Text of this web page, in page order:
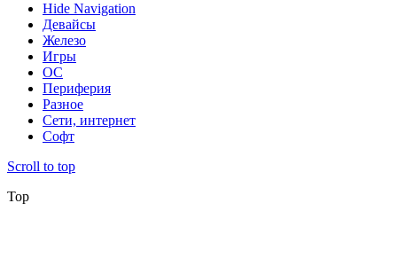
Hide Navigation
Девайсы
Железо
Игры
ОС
Периферия
Разное
Сети, интернет
Софт
Scroll to top
Top